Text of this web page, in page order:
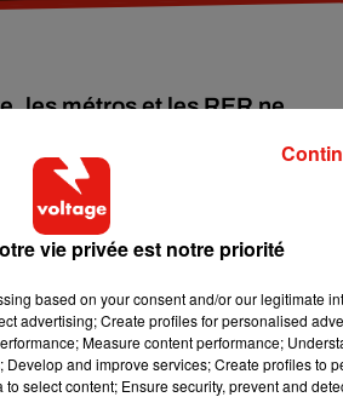
les métros et les RER ne
sous haute sécurité.
la 37efête de la musique. Une édition un
se termineront à minuit et demi, au
de Police de Paris qui met en
rien qu’à Paris pour assurer la sécurité
comme chaque année. Les lignes
vie privée est notre priorité
based on your consent and/or our legitimate
advertising; Create profiles for personalised
Measure content performance;
and improve services; Create profiles to
select content; Ensure security, prevent and